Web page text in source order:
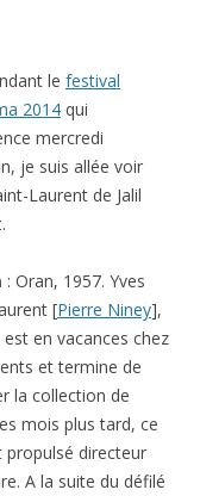
le festival
2014 qui
mercredi
je suis allée voir
Laurent de Jalil
: Oran, 1957. Yves
[Pierre Niney],
est en vacances chez
et termine de
la collection de
mois plus tard, ce
propulsé directeur
A la suite du défilé